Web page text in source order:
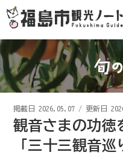
掲載日 2026.05.07 / 更新日
観音さまの功徳
「三十三観音